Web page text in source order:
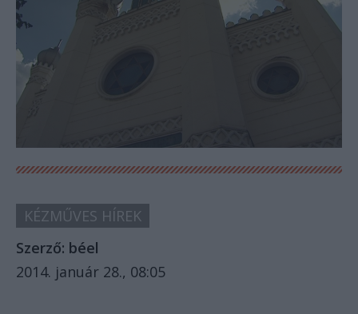
KÉZMŰVES HÍREK
Szerző: béel
2014. január 28., 08:05